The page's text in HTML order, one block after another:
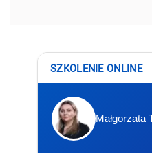
SZKOLENIE ONLINE
Małgorzata